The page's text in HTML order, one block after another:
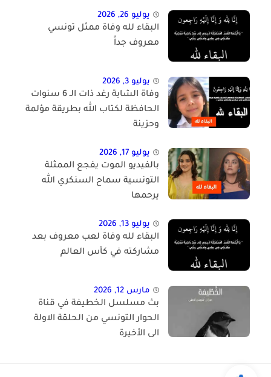
يوليو 26, 2026
البقاء لله وفاة ممثل تونسي
معروف جداً
يوليو 3, 2026
وفاة الشابة رغد ذات الـ 6 سنوات
الحافظة لكتاب الله بطريقة مؤلمة
وحزينة
يوليو 17, 2026
بالفيديو الموت يفجع الممثلة
التونسية سماح السنكري الله
يرحمها
يوليو 13, 2026
البقاء لله وفاة لعب معروف بعد
مشاركته في كأس العالم
مارس 12, 2026
بث مسلسل الخطيفة في قناة
الحوار التونسي من الحلقة الاولة
الى الأخيرة